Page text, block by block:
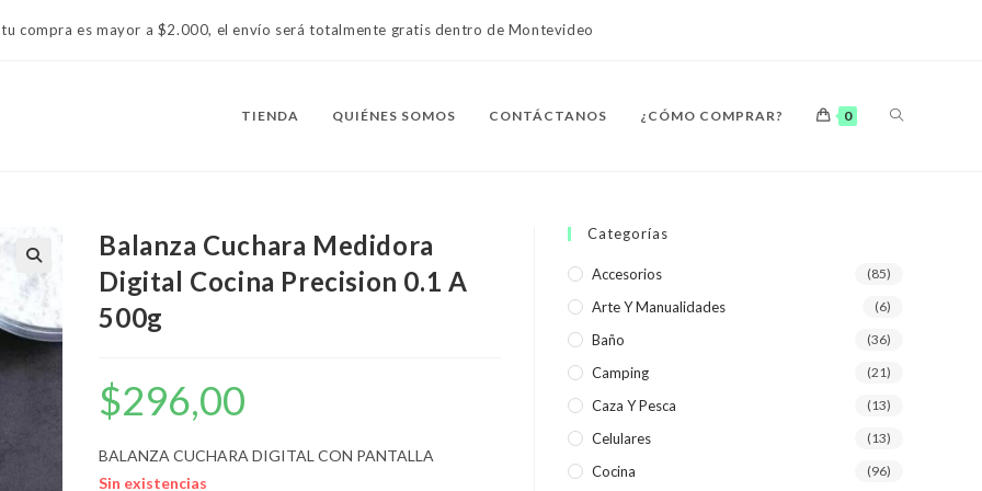
compra es mayor a $2.000, el envío será totalmente gratis dentro de Montevideo
TIENDA QUIÉNES SOMOS CONTÁCTANOS ¿CÓMO COMPRAR? 0 ALTERNAR
DE
LA
Balanza Cuchara Medidora
Digital Cocina Precision 0.1 A
500g
$296,00
BALANZA CUCHARA DIGITAL CON PANTALLA
Sin existencias
Categorías
Accesorios (85)
Arte Y Manualidades (6)
Baño (36)
Camping (21)
Caza Y Pesca (13)
Celulares (13)
Cocina (96)